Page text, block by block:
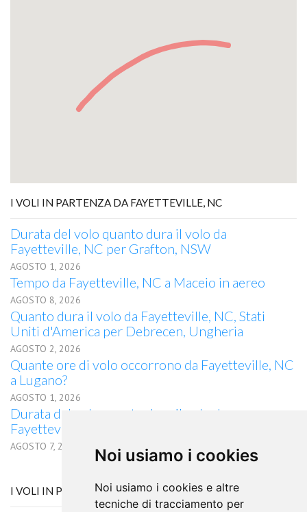
Noi usiamo i cookies
Noi usiamo i cookies e altre
tecniche di tracciamento per
I VOLI IN PARTENZA DA FAYETTEVILLE, NC
Durata del volo quanto dura il volo da
Fayetteville, NC per Grafton, NSW
AGOSTO 1, 2026
Tempo da Fayetteville, NC a Maceio in aereo
AGOSTO 8, 2026
Quanto dura il volo da Fayetteville, NC, Stati
Uniti d'America per Debrecen, Ungheria
AGOSTO 2, 2026
Quante ore di volo occorrono da Fayetteville, NC
a Lugano?
AGOSTO 1, 2026
Durata del volo quanto dura il volo da
Fayetteville, NC per Jamestown, NY
AGOSTO 7, 2026
I VOLI IN PARTENZA DA ABERDEEN